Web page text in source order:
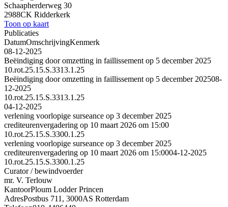
Schaapherderweg 30
2988CK Ridderkerk
Toon op kaart
Publicaties
DatumOmschrijvingKenmerk
08-12-2025
Beëindiging door omzetting in faillissement op 5 december 2025
10.rot.25.15.S.3313.1.25
Beëindiging door omzetting in faillissement op 5 december 202508-
12-2025
10.rot.25.15.S.3313.1.25
04-12-2025
verlening voorlopige surseance op 3 december 2025
crediteurenvergadering op 10 maart 2026 om 15:00
10.rot.25.15.S.3300.1.25
verlening voorlopige surseance op 3 december 2025
crediteurenvergadering op 10 maart 2026 om 15:0004-12-2025
10.rot.25.15.S.3300.1.25
Curator / bewindvoerder
mr. V. Terlouw
KantoorPloum Lodder Princen
AdresPostbus 711, 3000AS Rotterdam